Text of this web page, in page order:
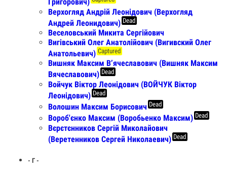
Григорович)
Верхогляд Андрій Леонідович (Верхогляд
Андрей Леонидович) Dead
Веселовський Микита Сергійович
Вигівський Олег Анатолійович (Вигивский Олег
Анатольевич) Captured
Вишняк Максим В’ячеславович (Вишняк Максим
Вячеславович) Dead
Войчук Віктор Леонідович (ВОЙЧУК Віктор
Леонідович) Dead
Волошин Максим Борисович Dead
Вороб'єнко Максим (Воробьенко Максим) Dead
Вєрєтєнников Сергій Миколайович
(Веретенников Сергей Николаевич) Dead
- Г -